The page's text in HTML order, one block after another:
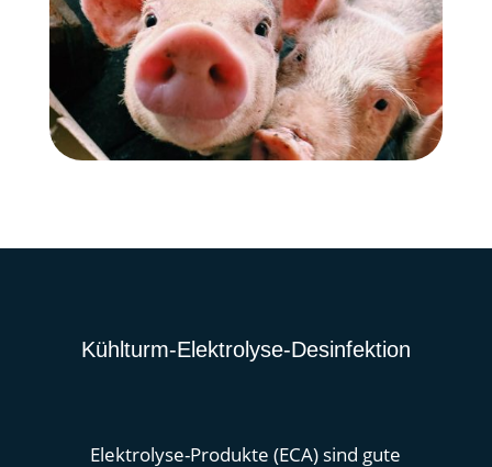
Kühlturm-Elektrolyse-Desinfektion
Elektrolyse-Produkte (ECA) sind gute